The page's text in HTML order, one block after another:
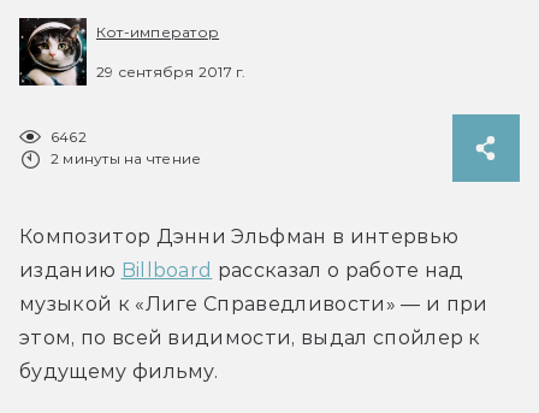
Кот-император
29 сентября 2017 г.
6462
2 минуты на чтение
Композитор Дэнни Эльфман в интервью
изданию Billboard рассказал о работе над
музыкой к «Лиге Справедливости» — и при
этом, по всей видимости, выдал спойлер к
будущему фильму.